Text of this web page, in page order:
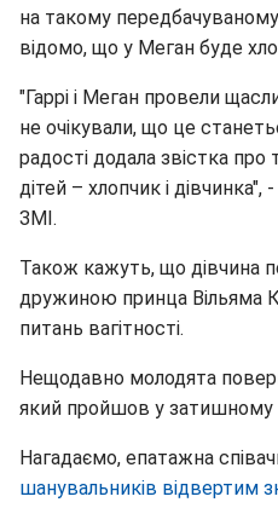
на такому
відомо, що у Меган буде
"Гаррі і Меган провели
не очікували, що це
радості додала звістка
дітей – хлопчик і
ЗМІ.
Також кажуть, що дівчина
дружиною принца Вільяма
питань вагітності.
Нещодавно молодята
який пройшов у затишному
Нагадаємо, епатажна
шанувальників відвертим